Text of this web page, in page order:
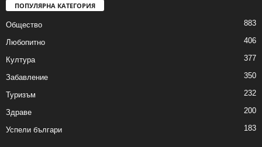
ПОПУЛЯРНА КАТЕГОРИЯ
Общество 883
Любопитно 406
Култура 377
Забавление 350
Туризъм 232
Здраве 200
Успели българи 183